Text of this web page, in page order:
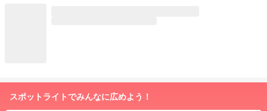
スポットライトでみんなに広めよう！